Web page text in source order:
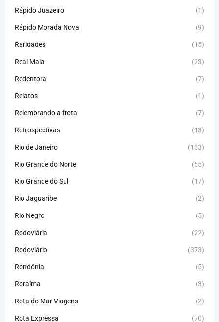
Rápido Juazeiro (1)
Rápido Morada Nova (9)
Raridades (15)
Real Maia (23)
Redentora (7)
Relatos (1)
Relembrando a frota (7)
Retrospectivas (13)
Rio de Janeiro (133)
Rio Grande do Norte (55)
Rio Grande do Sul (17)
Rio Jaguaribe (2)
Rio Negro (5)
Rodoviária (22)
Rodoviário (373)
Rondônia (5)
Roraíma (3)
Rota do Mar Viagens (2)
Rota Expressa (70)